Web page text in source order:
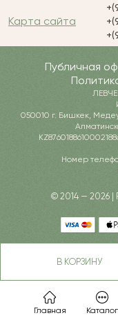
Главная Каталог
В КОРЗИНУ
Карта сайта
Публичная
050010 г. Бишкек,
Номер
© 2014 — 2026